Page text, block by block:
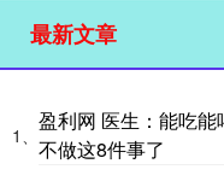
最新文章
1、
盈利网 医生：能吃
不做这8件事了